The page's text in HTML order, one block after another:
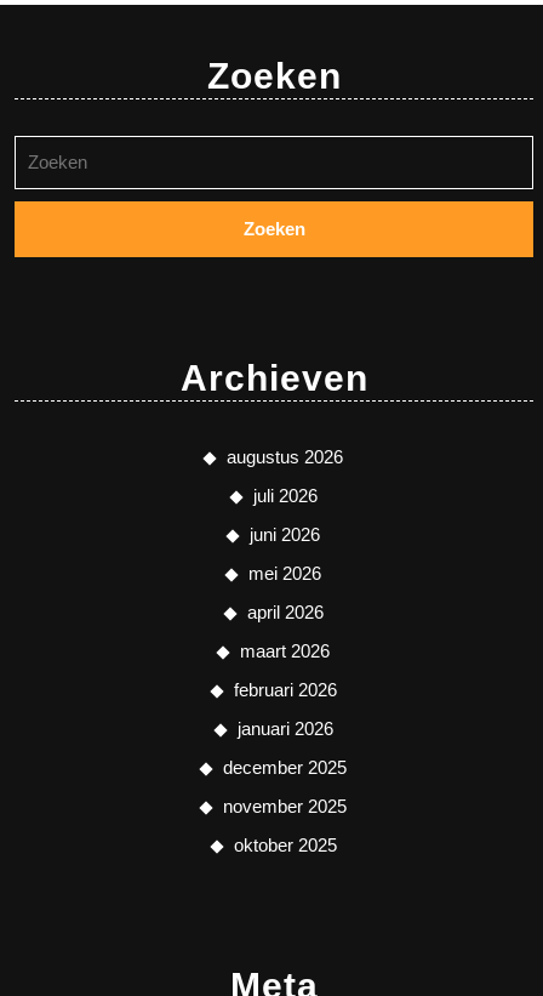
Zoeken
naar:
Archieven
augustus 2026
juli 2026
juni 2026
mei 2026
april 2026
maart 2026
februari 2026
januari 2026
december 2025
november 2025
oktober 2025
Meta